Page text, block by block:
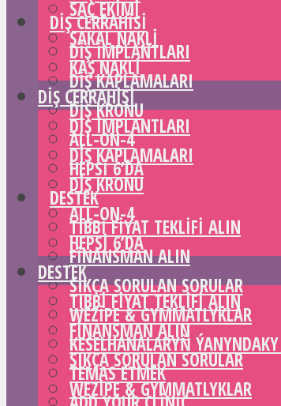
DIŞ CERRAHISI
DIŞ IMPLANTLARI
DIŞ KAPLAMALARI
DIŞ KRONU
ALL-ON-4
HEPSI 6’DA
DESTEK
TIBBI FIYAT TEKLIFI ALIN
FINANSMAN ALIN
SIKÇA SORULAN SORULAR
WEZIPE & GYMMATLYKLAR
KESELHANALARYŇ
TEMAS ETMEK
SAÇ EKIMI
SAKAL NAKLI
KAŞ NAKLI
DIŞ CERRAHISI
DIŞ IMPLANTLARI
DIŞ KAPLAMALARI
DIŞ KRONU
ALL-ON-4
HEPSI 6’DA
DESTEK
TIBBI FIYAT TEKLIFI ALIN
FINANSMAN ALIN
SIKÇA SORULAN SORULAR
WEZIPE & GYMMATLYKLAR